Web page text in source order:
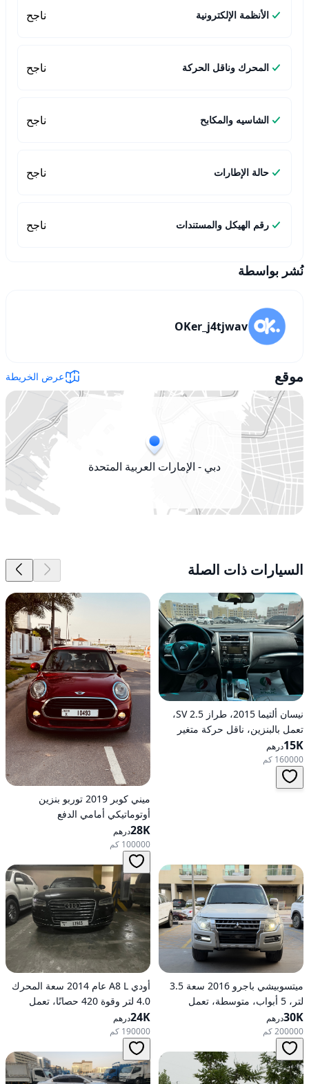
الأنظمة الإلكترونية ناجح
المحرك وناقل الحركة ناجح
الشاسيه والمكابح ناجح
حالة الإطارات ناجح
رقم الهيكل والمستندات ناجح
نُشر بواسطة
OKer_j4tjwav
موقع عرض الخريطة
دبي - الإمارات العربية المتحدة
السيارات ذات الصلة
نيسان ألتيما 2015، طراز 2.5 SV،
تعمل بالبنزين، ناقل حركة متغير
مستمر (CVT)، دفع أمامي
15Kدرهم
160000 كم
ميني كوبر 2019 توربو بنزين
أوتوماتيكي أمامي الدفع
28Kدرهم
100000 كم
ميتسوبيشي باجرو 2016 سعة 3.5
لتر، 5 أبواب، متوسطة، تعمل
بالبنزين، أوتوماتيكية، دفع رباعي
30Kدرهم
200000 كم
أودي A8 L عام 2014 سعة المحرك
4.0 لتر وقوة 420 حصانًا، تعمل
بالبنزين، ناقل حركة أوتوماتيكي، دفع
كلي للعجلات
24Kدرهم
190000 كم